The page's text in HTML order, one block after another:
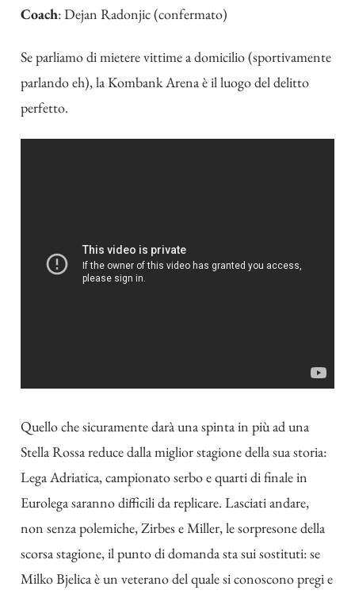
Coach: Dejan Radonjic (confermato)
Se parliamo di mietere vittime a domicilio (sportivamente
parlando eh), la Kombank Arena è il luogo del delitto
perfetto.
Quello che sicuramente darà una spinta in più ad una
Stella Rossa reduce dalla miglior stagione della sua storia:
Lega Adriatica, campionato serbo e quarti di finale in
Eurolega saranno difficili da replicare. Lasciati andare,
non senza polemiche, Zirbes e Miller, le sorpresone della
scorsa stagione, il punto di domanda sta sui sostituti: se
Milko Bjelica è un veterano del quale si conoscono pregi e